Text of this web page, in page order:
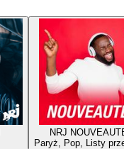
NRJ
Paryż, Pop, Listy